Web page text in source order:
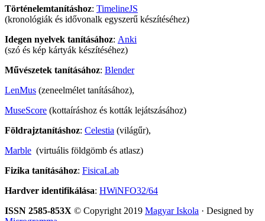
Történelemtanításhoz: TimelineJS
(kronológiák és idővonalk egyszerű készítéséhez)
Idegen nyelvek tanításához: Anki
(szó és kép kártyák készítéséhez)
Művészetek tanításához: Blender
LenMus (zeneelmélet tanításához),
MuseScore (kottaíráshoz és kották lejátszásához)
Földrajztanításhoz: Celestia (világűr),
Marble (virtuális földgömb és atlasz)
Fizika tanításához: FisicaLab
Hardver identifikálása: HWiNFO32/64
ISSN 2585-853X © Copyright 2019 Magyar Iskola · Designed by